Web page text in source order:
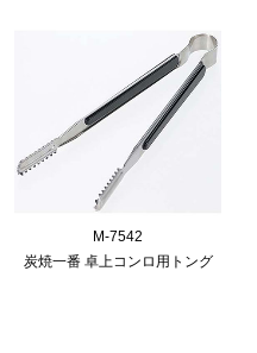
M-7542
炭焼一番 卓上コンロ用トング